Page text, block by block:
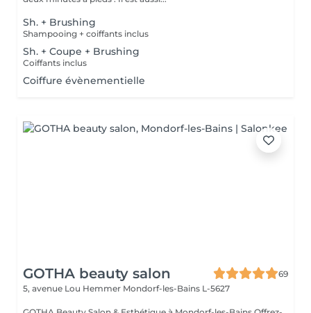
Sh. + Brushing
Shampooing + coiffants inclus
Sh. + Coupe + Brushing
Coiffants inclus
Coiffure évènementielle
GOTHA beauty salon
69
5, avenue Lou Hemmer Mondorf-les-Bains L-5627